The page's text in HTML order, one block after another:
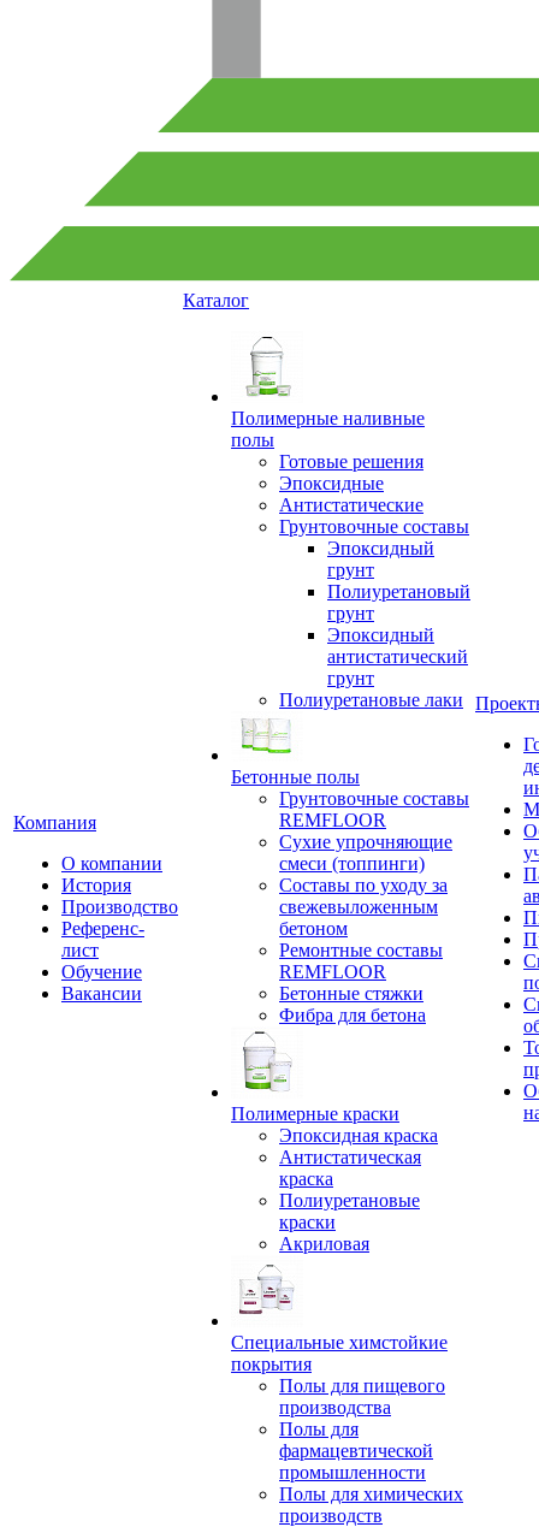
Компания
О компании
История
Производство
Референс-
лист
Обучение
Вакансии
Каталог
Полимерные наливные
полы
Готовые решения
Эпоксидные
Антистатические
Грунтовочные составы
Эпоксидный
грунт
Полиуретановый
грунт
Эпоксидный
антистатический
грунт
Полиуретановые лаки
Бетонные полы
Грунтовочные составы
REMFLOOR
Сухие упрочняющие
смеси (топпинги)
Составы по уходу за
свежевыложенным
бетоном
Ремонтные составы
REMFLOOR
Бетонные стяжки
Фибра для бетона
Полимерные краски
Эпоксидная краска
Антистатическая
краска
Полиуретановые
краски
Акриловая
Специальные химстойкие
покрытия
Полы для пищевого
производства
Полы для
фармацевтической
промышленности
Полы для химических
производств